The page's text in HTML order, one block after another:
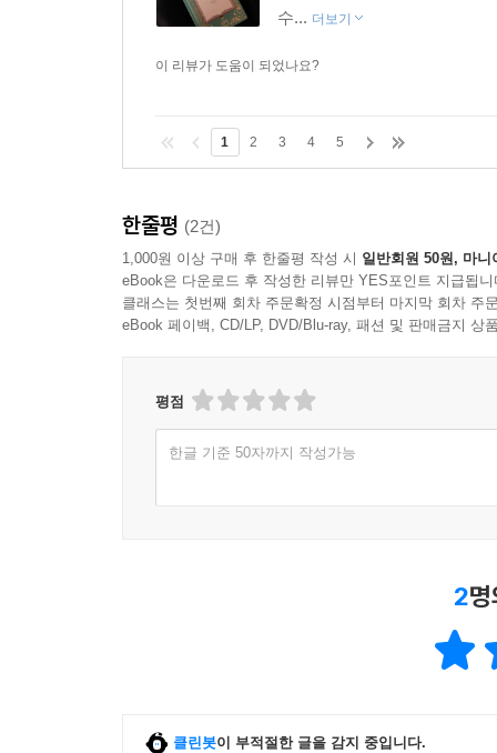
수... 더보기
이 리뷰가 도움이 되었나요?
1 2 3 4 5
한줄평 (2건)
1,000원 이상 구매 후 한줄평 작성 시 일반회원 50원, 마니
eBook은 다운로드 후 작성한 리뷰만 YES포인트 지급됩니
클래스는 첫번째 회차 주문확정 시점부터 마지막 회차 주
eBook 페이백, CD/LP, DVD/Blu-ray, 패션 및 판매금지 상
평점
한글 기준 50자까지 작성가능
2
클린봇이 부적절한 글을 감지 중입니다.